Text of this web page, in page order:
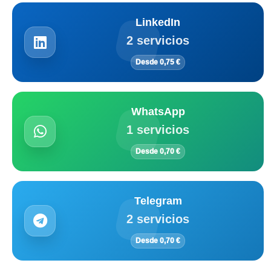
LinkedIn
2 servicios
Desde 0,75 €
WhatsApp
1 servicios
Desde 0,70 €
Telegram
2 servicios
Desde 0,70 €